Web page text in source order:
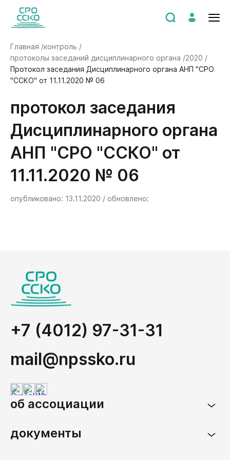
Главная /контроль /
протоколы заседаний дисциплинарного органа /2020 /
Протокол заседания Дисциплинарного органа АНП "СРО
"ССКО" от 11.11.2020 № 06
Протокол заседания
Дисциплинарного органа
АНП "СРО "ССКО" от
11.11.2020 № 06
опубликовано: 13.11.2020 / обновлено:
+7 (4012) 97-31-31
mail@npssko.ru
об ассоциации
документы